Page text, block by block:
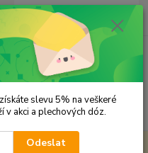
Menu
Hledat
ks
za 0,00 Kč
1 kus
slevu 5% na veškeré
v akci a plechových dóz.
Odeslat